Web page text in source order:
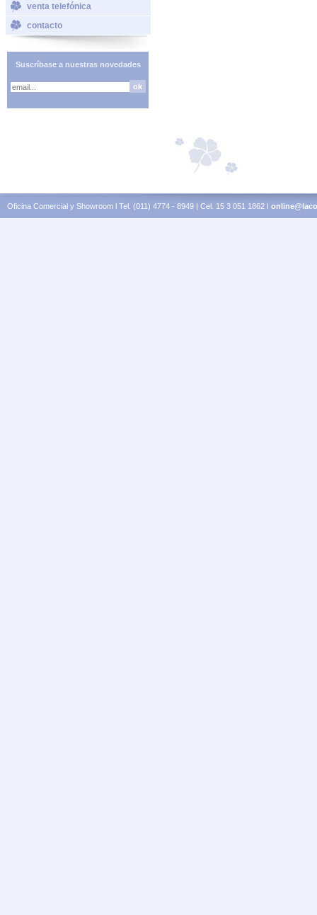
venta telefónica
contacto
Suscríbase a nuestras novedades
Oficina Comercial y Showroom l Tel. (011) 4774 - 8949 | Cel. 15 3 051 1862 l